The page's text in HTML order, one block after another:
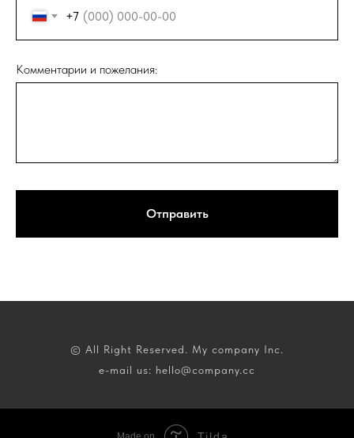
+7
Комментарии и пожелания:
Отправить
© All Right Reserved. My company Inc.
e-mail us: hello@company.cc